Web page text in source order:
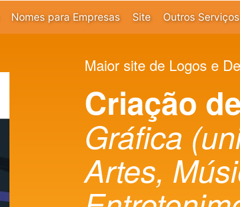
Nomes para Empresas Site Outros Serviços
Maior site de Logos e
Criação
Gráfica
Artes,